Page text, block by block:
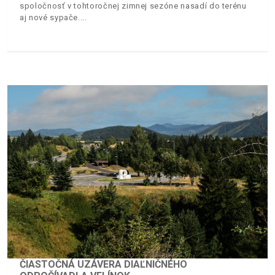
spoločnosť v tohtoročnej zimnej sezóne nasadí do terénu
aj nové sypače.
ČIASTOČNÁ UZÁVERA DIAĽNIČNÉHO